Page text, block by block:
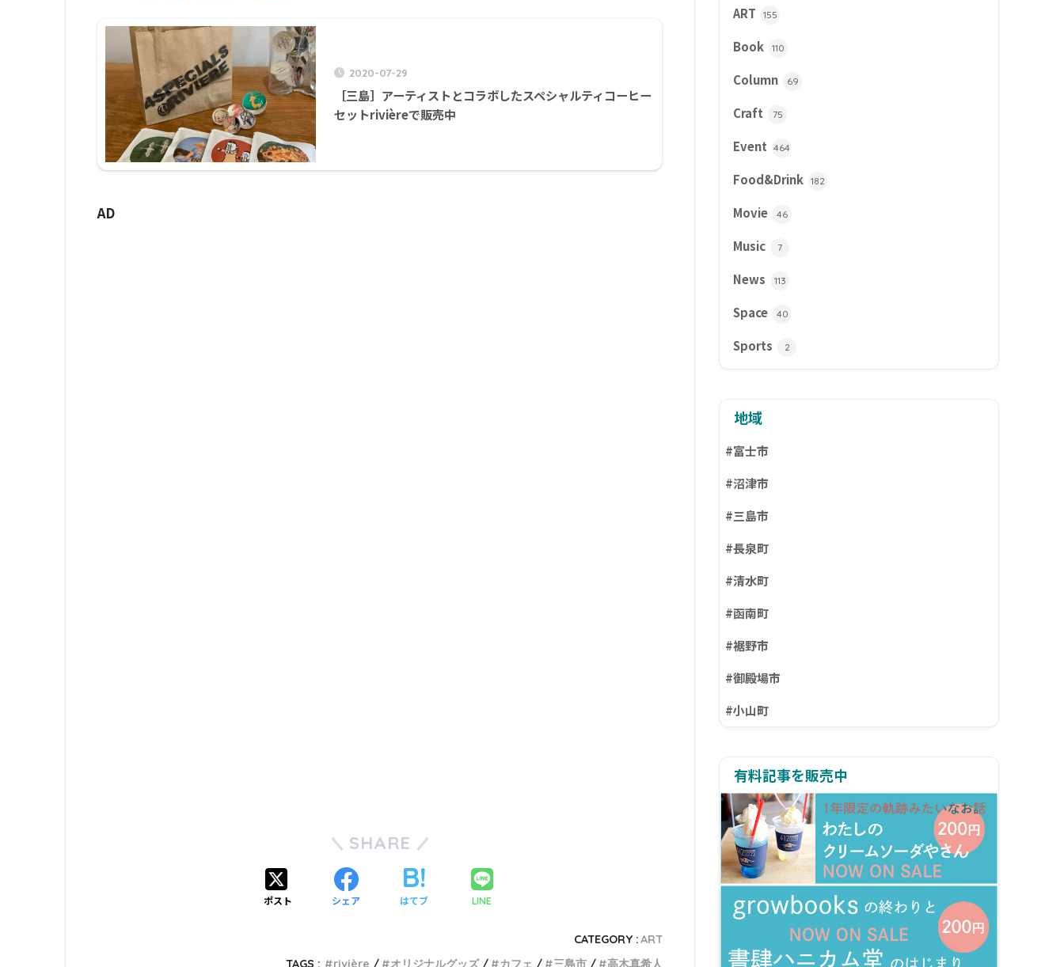
2020-07-29
［三島］アーティストとコラボしたスペシャルティコーヒー
セットrivièreで販売中
AD
SHARE
ポスト シェア はてブ LINE
CATEGORY :ART
TAGS :
rivière オリジナルグッズ カフェ 三島市 高木真希人
ART 155
Book 110
Column 69
Craft 75
Event 464
Food&Drink 182
Movie 46
Music 7
News 113
Space 40
Sports 2
地域
#富士市
#沼津市
#三島市
#長泉町
#清水町
#函南町
#裾野市
#御殿場市
#小山町
有料記事を販売中